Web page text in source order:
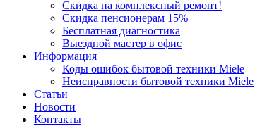
Скидка на комплексный ремонт!
Скидка пенсионерам 15%
Бесплатная диагностика
Выездной мастер в офис
Информация
Коды ошибок бытовой техники Miele
Неисправности бытовой техники Miele
Статьи
Новости
Контакты